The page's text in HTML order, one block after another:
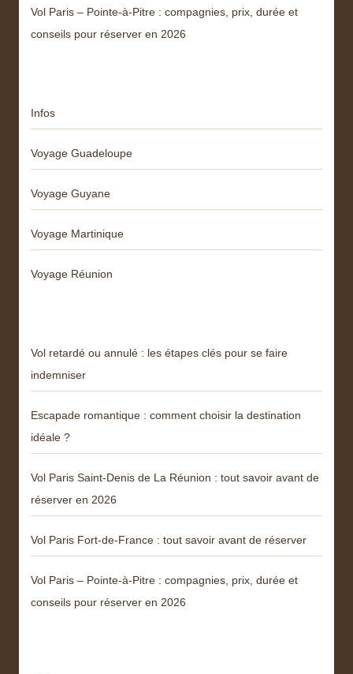
Vol Paris – Pointe-à-Pitre : compagnies, prix, durée et
conseils pour réserver en 2026
Infos
Voyage Guadeloupe
Voyage Guyane
Voyage Martinique
Voyage Réunion
Vol retardé ou annulé : les étapes clés pour se faire
indemniser
Escapade romantique : comment choisir la destination
idéale ?
Vol Paris Saint-Denis de La Réunion : tout savoir avant de
réserver en 2026
Vol Paris Fort-de-France : tout savoir avant de réserver
Vol Paris – Pointe-à-Pitre : compagnies, prix, durée et
conseils pour réserver en 2026